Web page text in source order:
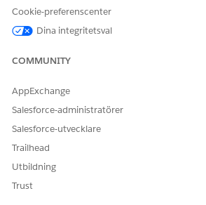
Förstå hur egna Lightning flyttar data
gåvopostrutnätet.
Konfigurera egna Lightning för de tre
efterbearbetningsmoduler,
kolumnkomponenter.
Cookie-preferenscenter
Dina integritetsval
COMMUNITY
AppExchange
Salesforce-administratörer
Salesforce-utvecklare
Trailhead
Utbildning
Trust